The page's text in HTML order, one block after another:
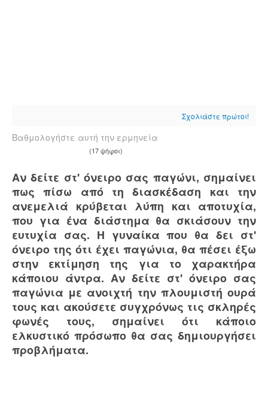
Σχολιάστε πρώτοι!
Βαθμολογήστε αυτή την ερμηνεία
(17 ψήφοι)
Αν δείτε στ' όνειρο σας παγώνι, σημαίνει
πως πίσω από τη διασκέδαση και την
ανεμελιά κρύβεται λύπη και αποτυχία,
που για ένα διάστημα θα σκιάσουν την
ευτυχία σας. Η γυναίκα που θα δει στ'
όνειρο της ότι έχει παγώνια, θα πέσει έξω
στην εκτίμηση της για το χαρακτήρα
κάποιου άντρα. Αν δείτε στ' όνειρο σας
παγώνια με ανοιχτή την πλουμιστή ουρά
τους και ακούσετε συγχρόνως τις σκληρές
φωνές τους, σημαίνει ότι κάποιο
ελκυστικό πρόσωπο θα σας δημιουργήσει
προβλήματα.